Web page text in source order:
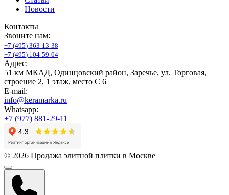
Новости
Контакты
Звоните нам:
+7 (495) 363-1 3-38
+7 (495) 1 04-59-04
Адрес:
51 км МКАД, Одинцовский район, Заречье, ул. Торговая,
строение 2, 1 этаж, место С 6
E-mail:
info@keramarka.ru
Whatsapp:
+7 (977) 881-29-11
© 2026 Продажа элитной плитки в Москве